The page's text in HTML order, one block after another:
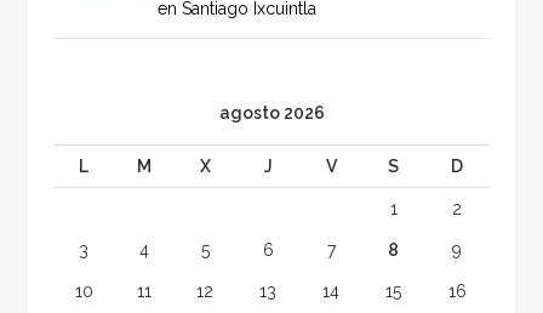
en Santiago Ixcuintla
agosto 2026
L M X J V S D
1 2
3 4 5 6 7 8 9
10 11 12 13 14 15 16